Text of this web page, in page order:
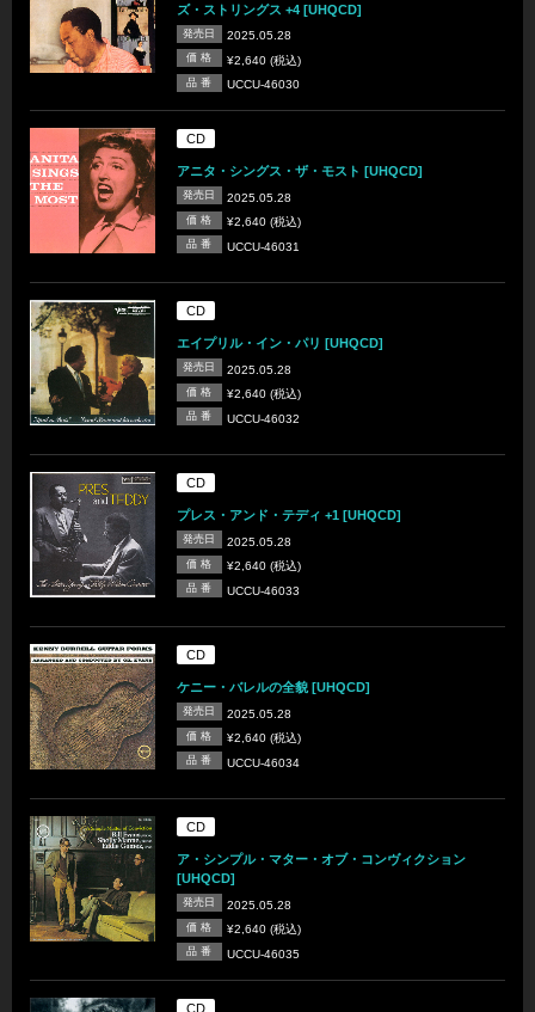
ズ・ストリングス +4 [UHQCD]
発売日 2025.05.28
価 格 ¥2,640 (税込)
品 番 UCCU-46030
CD
アニタ・シングス・ザ・モスト [UHQCD]
発売日 2025.05.28
価 格 ¥2,640 (税込)
品 番 UCCU-46031
CD
エイプリル・イン・パリ [UHQCD]
発売日 2025.05.28
価 格 ¥2,640 (税込)
品 番 UCCU-46032
CD
プレス・アンド・テディ +1 [UHQCD]
発売日 2025.05.28
価 格 ¥2,640 (税込)
品 番 UCCU-46033
CD
ケニー・バレルの全貌 [UHQCD]
発売日 2025.05.28
価 格 ¥2,640 (税込)
品 番 UCCU-46034
CD
ア・シンプル・マター・オブ・コンヴィクション
[UHQCD]
発売日 2025.05.28
価 格 ¥2,640 (税込)
品 番 UCCU-46035
CD